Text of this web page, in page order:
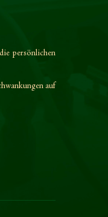
persönlichen
auf